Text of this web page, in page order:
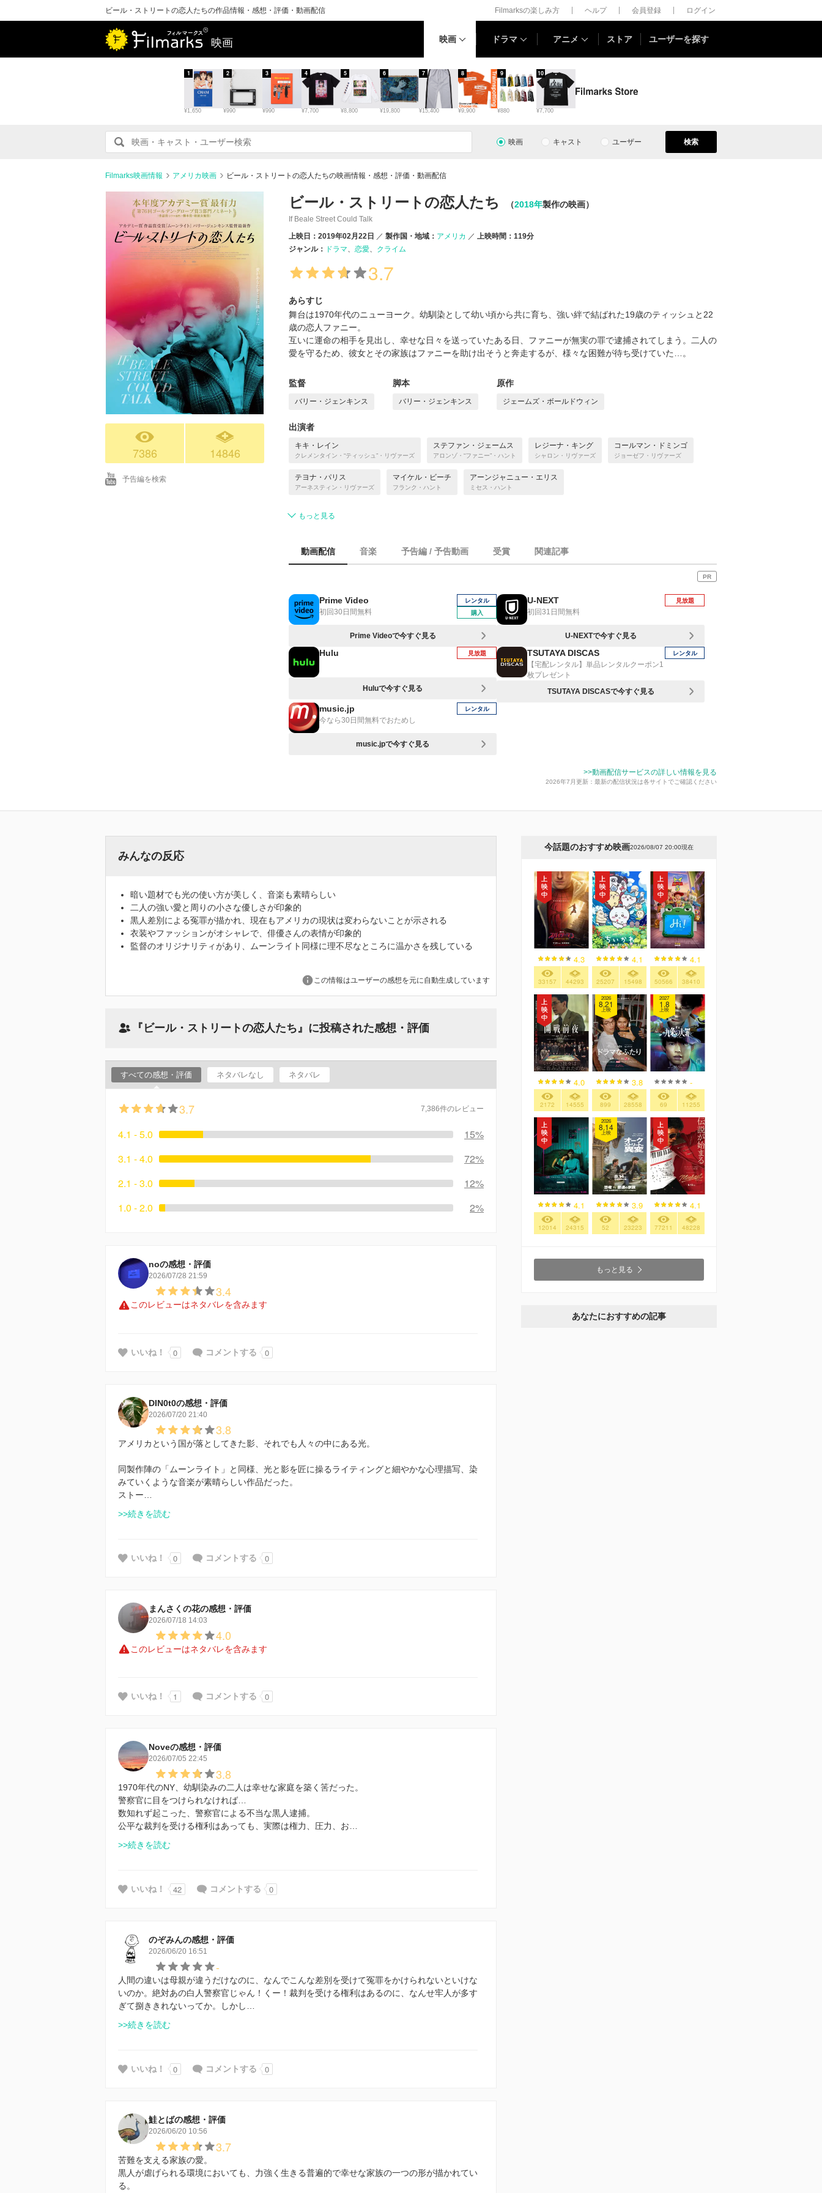
ビール・ストリートの恋人たちの作品情報・感想・評価・動画配信 Filmarksの楽しみ方 ヘルプ 会員登録 ログイン
映画 映画 ドラマ アニメ ストア ユーザーを探す
¥1,650
1
¥990
2
¥990
3
¥7,700
4
¥8,800
5
¥19,800
6
¥15,400
7
¥9,900
8
¥880
9
¥7,700
10
映画 キャスト ユーザー 検索
Filmarks映画情報 アメリカ映画 ビール・ストリートの恋人たちの映画情報・感想・評価・動画配信
7386 14846
予告編を検索
ビール・ストリートの恋人たち （2018年製作の映画）
If Beale Street Could Talk
上映日：2019年02月22日
製作国・地域： アメリカ
上映時間：119分
ジャンル： ドラマ 恋愛 クライム
3.7
あらすじ
舞台は1970年代のニューヨーク。幼馴染として幼い頃から共に育ち、強い絆で結ばれた19歳のティッシュと22
歳の恋人ファニー。
互いに運命の相手を見出し、幸せな日々を送っていたある日、ファニーが無実の罪で逮捕されてしまう。二人の
愛を守るため、彼女とその家族はファニーを助け出そうと奔走するが、様々な困難が待ち受けていた…。
監督
バリー・ジェンキンス
脚本
バリー・ジェンキンス
原作
ジェームズ・ボールドウィン
出演者
キキ・レイン
クレメンタイン・“ティッシュ”・リヴァーズ
ステファン・ジェームス
アロンゾ・“ファニー”・ハント
レジーナ・キング
シャロン・リヴァーズ
コールマン・ドミンゴ
ジョーゼフ・リヴァーズ
テヨナ・パリス
アーネスティン・リヴァーズ
マイケル・ビーチ
フランク・ハント
アーンジャニュー・エリス
ミセス・ハント
もっと見る
動画配信 音楽 予告編 / 予告動画 受賞 関連記事
PR
Prime Video
初回30日間無料
レンタル
購入
Prime Videoで今すぐ見る
U-NEXT
初回31日間無料
見放題
U-NEXTで今すぐ見る
Hulu 見放題
Huluで今すぐ見る
TSUTAYA DISCAS
【宅配レンタル】単品レンタルクーポン1
枚プレゼント
レンタル
TSUTAYA DISCASで今すぐ見る
music.jp
今なら30日間無料でおためし
レンタル
music.jpで今すぐ見る
>>動画配信サービスの詳しい情報を見る
2026年7月更新：最新の配信状況は各サイトでご確認ください
みんなの反応
暗い題材でも光の使い方が美しく、音楽も素晴らしい
二人の強い愛と周りの小さな優しさが印象的
黒人差別による冤罪が描かれ、現在もアメリカの現状は変わらないことが示される
衣装やファッションがオシャレで、俳優さんの表情が印象的
監督のオリジナリティがあり、ムーンライト同様に理不尽なところに温かさを残している
この情報はユーザーの感想を元に自動生成しています
『ビール・ストリートの恋人たち』に投稿された感想・評価
すべての感想・評価 ネタバレなし ネタバレ
3.7 7,386件のレビュー
4.1 - 5.0
15%
3.1 - 4.0
72%
2.1 - 3.0
12%
1.0 - 2.0
2%
noの感想・評価
2026/07/28 21:59
3.4
このレビューはネタバレを含みます
いいね！ 0 コメントする 0
DIN0t0の感想・評価
2026/07/20 21:40
3.8
アメリカという国が落としてきた影、それでも人々の中にある光。
同製作陣の「ムーンライト」と同様、光と影を匠に操るライティングと細やかな心理描写、染
みていくような音楽が素晴らしい作品だった。
ストー…
>>続きを読む
いいね！ 0 コメントする 0
まんさくの花の感想・評価
2026/07/18 14:03
4.0
このレビューはネタバレを含みます
いいね！ 1 コメントする 0
Noveの感想・評価
2026/07/05 22:45
3.8
1970年代のNY、幼馴染みの二人は幸せな家庭を築く筈だった。
警察官に目をつけられなければ…
数知れず起こった、警察官による不当な黒人逮捕。
公平な裁判を受ける権利はあっても、実際は権力、圧力、お…
>>続きを読む
いいね！ 42 コメントする 0
のぞみんの感想・評価
2026/06/20 16:51
-
人間の違いは母親が違うだけなのに、なんでこんな差別を受けて冤罪をかけられないといけな
いのか。絶対あの白人警察官じゃん！くー！裁判を受ける権利はあるのに、なんせ牢人が多す
ぎて捌ききれないってか。しかし…
>>続きを読む
いいね！ 0 コメントする 0
鮭とばの感想・評価
2026/06/20 10:56
3.7
苦難を支える家族の愛。
黒人が虐げられる環境においても、力強く生きる普遍的で幸せな家族の一つの形が描かれてい
る。
今話題のおすすめ映画2026/08/07 20:00現在
4.3
33157 44293
4.1
25207 15498
4.1
50566 38410
4.0
2172 14555
2026
8.21
上映
3.8
899 28558
2027
1.8
上映
-
69 11255
4.1
12014 24315
2026
8.14
上映
3.9
52 23223
4.1
77211 48228
もっと見る
あなたにおすすめの記事